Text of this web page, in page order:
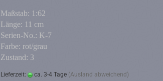
Maßstab: 1:62
Länge: 11 cm
Serien-No.: K-7
Farbe: rot/grau
Zustand: 3
Lieferzeit: ca. 3-4 Tage (Ausland abweichend)